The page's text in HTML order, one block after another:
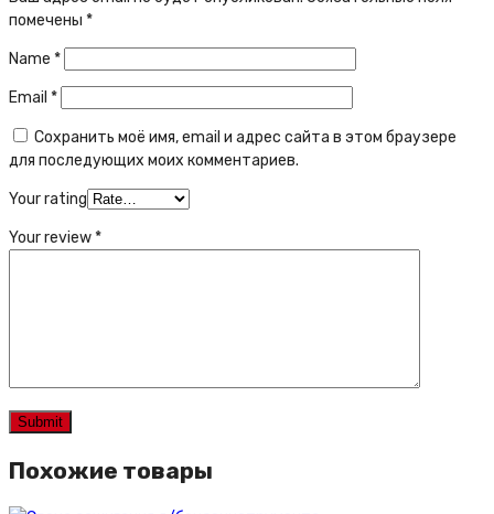
помечены *
Name *
Email *
Сохранить моё имя, email и адрес сайта в этом браузере
для последующих моих комментариев.
Your rating
Your review *
Похожие товары